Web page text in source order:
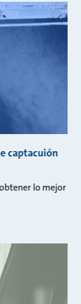
captacuión
lo mejor